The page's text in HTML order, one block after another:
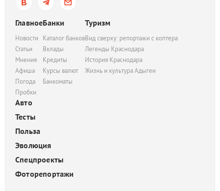
Главное
Новости
Статьи
Мнения
Афиша
Погода
Пробки
Банки
Каталог банков
Вклады
Кредиты
Курсы валют
Банкоматы
Туризм
Вид сверху: репортажи с коптера
Легенды Краснодара
История Краснодара
Жизнь и культура Адыгеи
Авто
Тесты
Польза
Эволюция
Спецпроекты
Фоторепортажи